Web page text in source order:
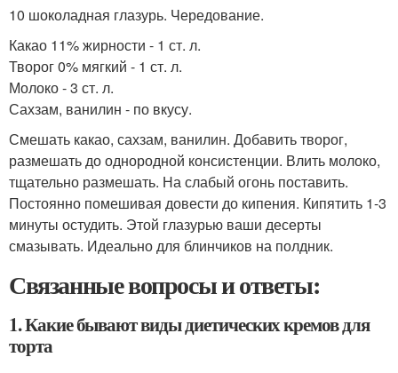
10 шоколадная глазурь. Чередование.
Какао 11% жирности - 1 ст. л.
Творог 0% мягкий - 1 ст. л.
Молоко - 3 ст. л.
Сахзам, ванилин - по вкусу.
Смешать какао, сахзам, ванилин. Добавить творог,
размешать до однородной консистенции. Влить молоко,
тщательно размешать. На слабый огонь поставить.
Постоянно помешивая довести до кипения. Кипятить 1-3
минуты остудить. Этой глазурью ваши десерты
смазывать. Идеально для блинчиков на полдник.
Связанные вопросы и ответы:
1. Какие бывают виды диетических кремов для
торта